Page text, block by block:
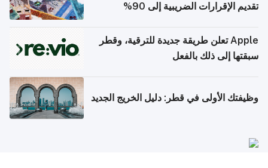
تقديم الإقرارات الضريبية إلى 90%
Apple تعلن طريقة جديدة للترقية، وقطر
سبقتها إلى ذلك بالفعل
وظيفتك الأولى في قطر: دليل الخريج الجديد